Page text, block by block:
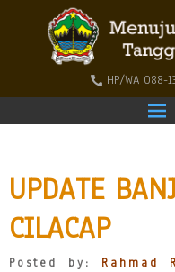
HP/WA 088-
UPDATE
CILACAP
Posted by: Rahmad